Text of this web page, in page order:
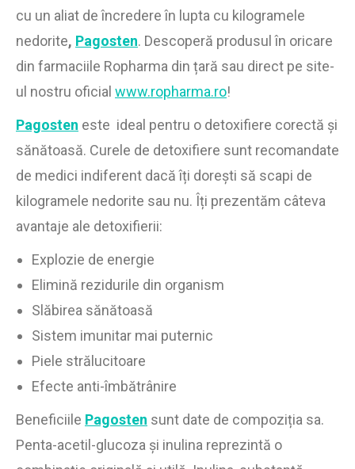
cu un aliat de încredere în lupta cu kilogramele
nedorite, Pagosten. Descoperă produsul în oricare
din farmaciile Ropharma din țară sau direct pe site-
ul nostru oficial www.ropharma.ro!
Pagosten este ideal pentru o detoxifiere corectă și
sănătoasă. Curele de detoxifiere sunt recomandate
de medici indiferent dacă îți dorești să scapi de
kilogramele nedorite sau nu. Îți prezentăm câteva
avantaje ale detoxifierii:
Explozie de energie
Elimină rezidurile din organism
Slăbirea sănătoasă
Sistem imunitar mai puternic
Piele strălucitoare
Efecte anti-îmbătrânire
Beneficiile Pagosten sunt date de compoziția sa.
Penta-acetil-glucoza și inulina reprezintă o